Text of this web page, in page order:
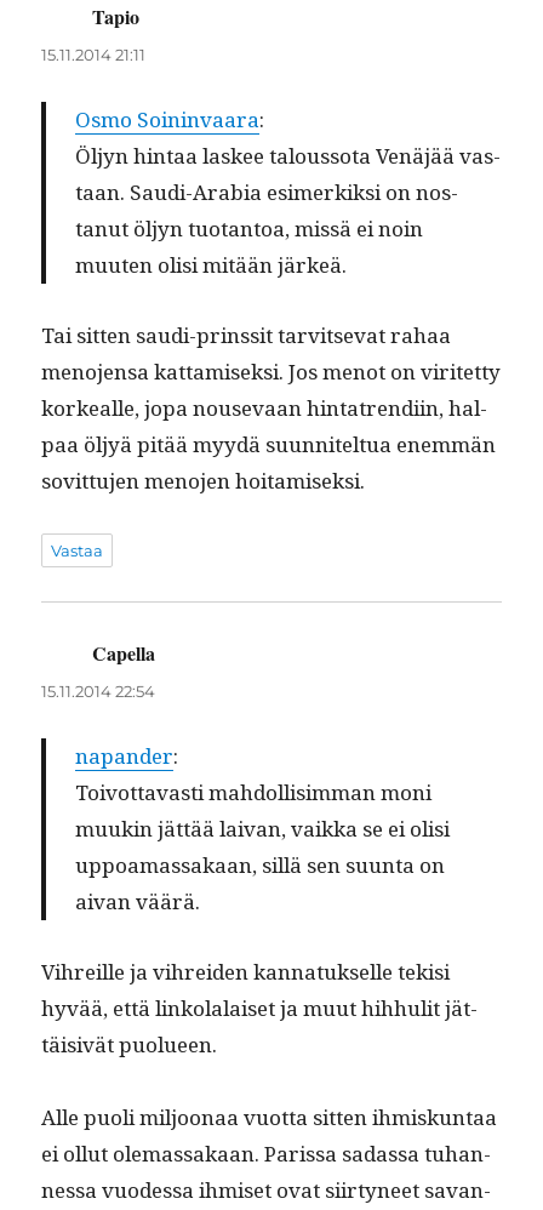
Tapio
15.11.2014 21:11
Osmo Soin­in­vaara:
Öljyn hin­taa las­kee talous­so­ta Venäjää vas­
taan. Sau­di-Ara­bia esimerkik­si on nos­
tanut öljyn tuotan­toa, mis­sä ei noin
muuten olisi mitään järkeä.
Tai sit­ten sau­di-prinssit tarvit­se­vat rahaa
meno­jen­sa kat­tamisek­si. Jos menot on viritet­ty
korkealle, jopa nou­se­vaan hin­ta­trendi­in, hal­
paa öljyä pitää myy­dä suun­nitel­tua enem­män
sovit­tu­jen meno­jen hoitamiseksi.
Vastaa
Capella
15.11.2014 22:54
napan­der:
Toiv­ot­tavasti mah­dol­lisim­man moni
muukin jät­tää laivan, vaik­ka se ei olisi
uppoa­mas­sakaan, sil­lä sen suun­ta on
aivan väärä.
Vihreille ja vihrei­den kan­natuk­selle tek­isi
hyvää, että linko­lalaiset ja muut hih­hulit jät­
täi­sivät puolueen.
Alle puoli miljoon­aa vuot­ta sit­ten ihmiskun­taa
ei ollut ole­mas­sakaan. Paris­sa sadas­sa tuhan­
nes­sa vuodessa ihmiset ovat siir­tyneet savan­